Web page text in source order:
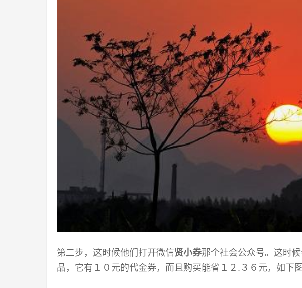
第二步，这时候他们打开微信贤小券那个社会公众号。这时
品，它有１０元的代金券，而且购买能省１２ . ３６元，如下图